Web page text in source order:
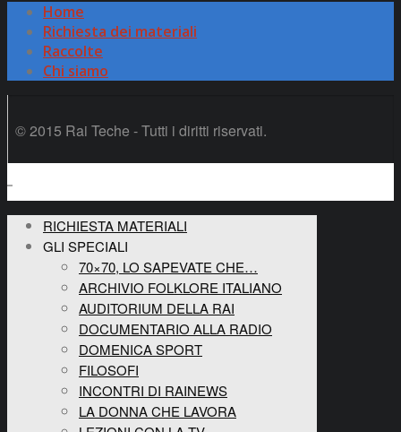
Home
Richiesta dei materiali
Raccolte
Chi siamo
© 2015 Rai Teche - Tutti i diritti riservati.
RICHIESTA MATERIALI
GLI SPECIALI
70×70, LO SAPEVATE CHE…
ARCHIVIO FOLKLORE ITALIANO
AUDITORIUM DELLA RAI
DOCUMENTARIO ALLA RADIO
DOMENICA SPORT
FILOSOFI
INCONTRI DI RAINEWS
LA DONNA CHE LAVORA